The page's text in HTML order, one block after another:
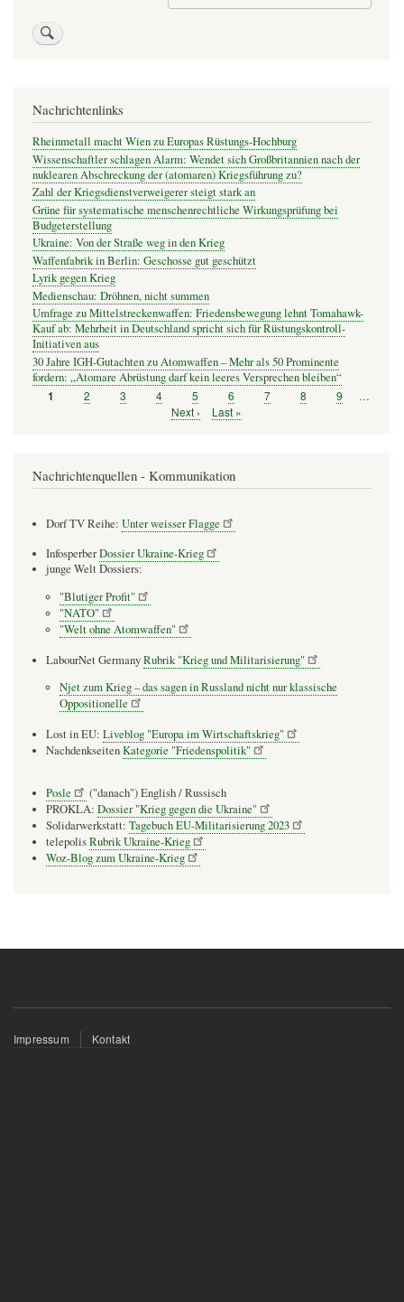
Nachrichtenlinks
Rheinmetall macht Wien zu Europas Rüstungs-Hochburg
Wissenschaftler schlagen Alarm: Wendet sich Großbritannien nach der
nuklearen Abschreckung der (atomaren) Kriegsführung zu?
Zahl der Kriegsdienstverweigerer steigt stark an
Grüne für systematische menschenrechtliche Wirkungsprüfung bei
Budgeterstellung
Ukraine: Von der Straße weg in den Krieg
Waffenfabrik in Berlin: Geschosse gut geschützt
Lyrik gegen Krieg
Medienschau: Dröhnen, nicht summen
Umfrage zu Mittelstreckenwaffen: Friedensbewegung lehnt Tomahawk-
Kauf ab: Mehrheit in Deutschland spricht sich für Rüstungskontroll-
Initiativen aus
30 Jahre IGH-Gutachten zu Atomwaffen – Mehr als 50 Prominente
fordern: „Atomare Abrüstung darf kein leeres Versprechen bleiben“
Seitennummerierung
Seite
1 Seite
2 Seite
3 Seite
4 Seite
5 Seite
6 Seite
7 Seite
8 Seite
9
…
Nächste
Next ›
Letzte
Last »
Nachrichtenquellen - Kommunikation
Dorf TV Reihe: Unter weisser Flagge
InfosperberDossier Ukraine-Krieg
junge Welt Dossiers:
"Blutiger Profit"
"NATO"
"Welt ohne Atomwaffen"
LabourNet GermanyRubrik "Krieg und Militarisierung"
Njet zum Krieg – das sagen in Russland nicht nur klassische
Oppositionelle
Lost in EU: Liveblog "Europa im Wirtschaftskrieg"
NachdenkseitenKategorie "Friedenspolitik"
Posle
("danach") English / Russisch
PROKLA: Dossier "Krieg gegen die Ukraine"
Solidarwerkstatt: Tagebuch EU-Militarisierung 2023
telepolisRubrik Ukraine-Krieg
Woz-Blog zum Ukraine-Krieg
Fußzeilenmenü
Impressum Kontakt